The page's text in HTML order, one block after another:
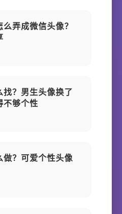
弄成微信头像？
？男生头像换了
不够个性
做？可爱个性头像